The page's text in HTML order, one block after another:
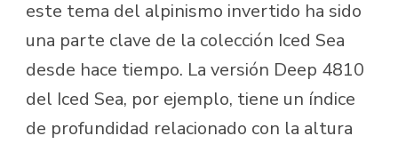
este tema del alpinismo invertido ha sido
una parte clave de la colección Iced Sea
desde hace tiempo. La versión Deep 4810
del Iced Sea, por ejemplo, tiene un índice
de profundidad relacionado con la altura